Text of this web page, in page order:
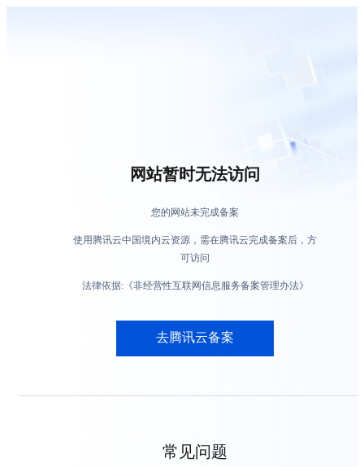
网站暂时无法访问
您的网站未完成备案
使用腾讯云中国境内云资源，需在腾讯云完成备案后，方
可访问
法律依据:《非经营性互联网信息服务备案管理办法》
去腾讯云备案
常见问题